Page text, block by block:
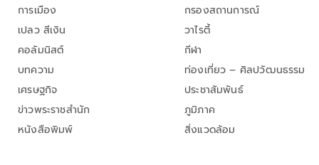
การเมือง
เปลว สีเงิน
คอลัมนิสต์
บทความ
เศรษฐกิจ
ข่าวพระราชสำนัก
หนังสือพิมพ์
กรองสถานการณ์
วาไรตี้
กีฬา
ท่องเที่ยว – ศิลปวัฒนธรรม
ประชาสัมพันธ์
ภูมิภาค
สิ่งแวดล้อม